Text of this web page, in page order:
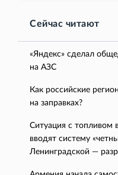
Сейчас читают
«Яндекс» сделал
на АЗС
Как российские
на заправках?
Ситуация с топливом
вводят систему
Ленинградской —